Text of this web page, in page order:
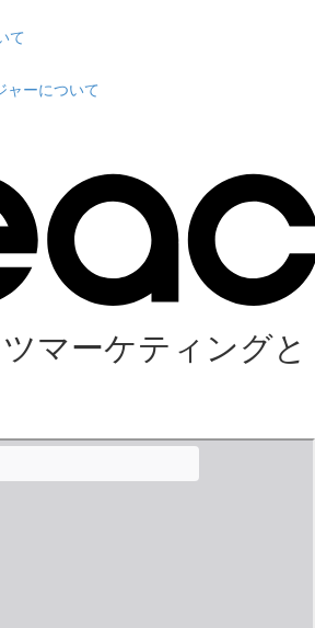
て
ャーについて
マーケティングと